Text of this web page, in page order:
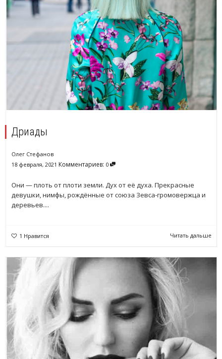
Дриады
Олег Стефанов
18 февраля, 2021 Комментариев: 0
Они — плоть от плоти земли. Дух от её духа. Прекрасные
девушки, нимфы, рождённые от союза Зевса-громовержца и
деревьев....
1 Нравится Читать дальше